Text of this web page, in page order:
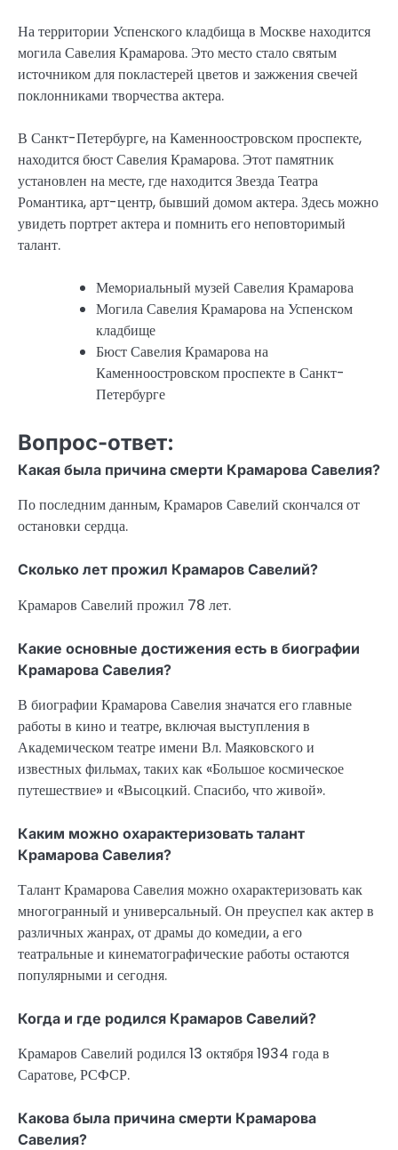
На территории Успенского кладбища в Москве находится
могила Савелия Крамарова. Это место стало святым
источником для покластерей цветов и зажжения свечей
поклонниками творчества актера.
В Санкт-Петербурге, на Каменноостровском проспекте,
находится бюст Савелия Крамарова. Этот памятник
установлен на месте, где находится Звезда Театра
Романтика, арт-центр, бывший домом актера. Здесь можно
увидеть портрет актера и помнить его неповторимый
талант.
Мемориальный музей Савелия Крамарова
Могила Савелия Крамарова на Успенском
кладбище
Бюст Савелия Крамарова на
Каменноостровском проспекте в Санкт-
Петербурге
Вопрос-ответ:
Какая была причина смерти Крамарова Савелия?
По последним данным, Крамаров Савелий скончался от
остановки сердца.
Сколько лет прожил Крамаров Савелий?
Крамаров Савелий прожил 78 лет.
Какие основные достижения есть в биографии
Крамарова Савелия?
В биографии Крамарова Савелия значатся его главные
работы в кино и театре, включая выступления в
Академическом театре имени Вл. Маяковского и
известных фильмах, таких как «Большое космическое
путешествие» и «Высоцкий. Спасибо, что живой».
Каким можно охарактеризовать талант
Крамарова Савелия?
Талант Крамарова Савелия можно охарактеризовать как
многогранный и универсальный. Он преуспел как актер в
различных жанрах, от драмы до комедии, а его
театральные и кинематографические работы остаются
популярными и сегодня.
Когда и где родился Крамаров Савелий?
Крамаров Савелий родился 13 октября 1934 года в
Саратове, РСФСР.
Какова была причина смерти Крамарова
Савелия?